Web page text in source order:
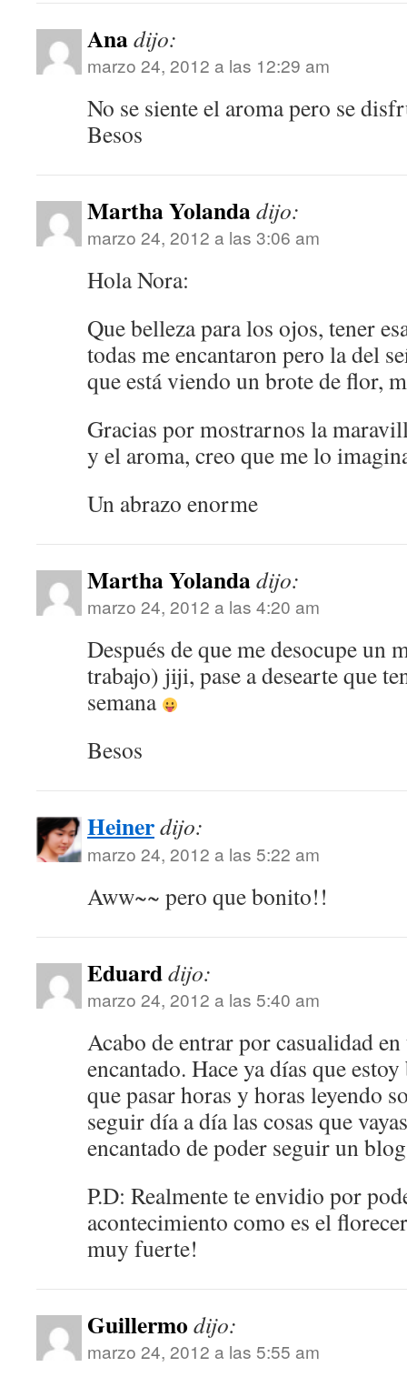
Anadijo:
marzo 24, 2012 a las 12:29 am
No se siente el aroma pero se
Besos
Martha Yolandadijo:
marzo 24, 2012 a las 3:06 am
Hola Nora:
Que belleza para los ojos, tener
todas me encantaron pero la del
que está viendo un brote de flor,
Gracias por mostrarnos la
y el aroma, creo que me lo
Un abrazo enorme
Martha Yolandadijo:
marzo 24, 2012 a las 4:20 am
Después de que me desocupe un
trabajo) jiji, pase a desearte que
semana
Besos
Heinerdijo:
marzo 24, 2012 a las 5:22 am
Aww~~ pero que bonito!!
Eduarddijo:
marzo 24, 2012 a las 5:40 am
Acabo de entrar por casualidad
encantado. Hace ya días que
que pasar horas y horas leyendo
seguir día a día las cosas que
encantado de poder seguir un
P.D: Realmente te envidio por
acontecimiento como es el
muy fuerte!
Guillermo dijo:
marzo 24, 2012 a las 5:55 am